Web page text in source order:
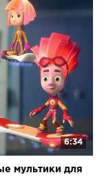
6:34
мультики для